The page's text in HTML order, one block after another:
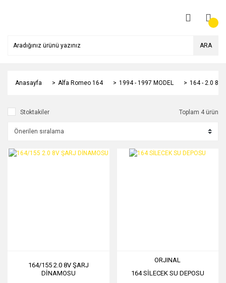
ARA
Anasayfa Alfa Romeo 164 1994 - 1997 MODEL 164 - 2.0 8V
Stoktakiler Toplam 4 ürün
164/155 2.0 8V ŞARJ
DİNAMOSU
ORJINAL
164 SİLECEK SU DEPOSU